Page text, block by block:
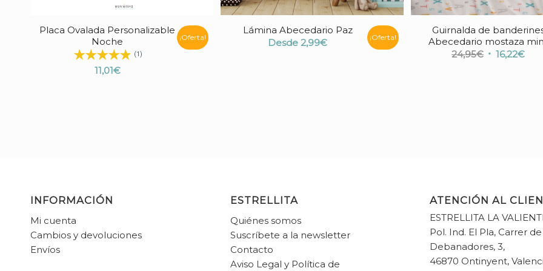
Placa Ovalada Personalizable
Noche
(1)
11,01€
¡Oferta!
Lámina Abecedario Paz
Desde 2,99€ ¡Oferta!
Guirnalda de
Abecedario mostaza
24,95€ El 16,22€El
INFORMACIÓN
Mi cuenta
Cambios y devoluciones
Envíos
ESTRELLITA
Quiénes somos
Suscríbete a la newsletter
Contacto
Aviso Legal y Política de
ATENCIÓN AL
ESTRELLITA LA
Pol. Ind. El Pla, Carrer
Debanadores, 3,
46870 Ontinyent,